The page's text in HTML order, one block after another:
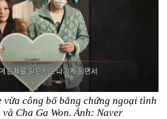
vừa công bố bằng chứng ngoại tình
Cha Ga Won. Ảnh: Naver